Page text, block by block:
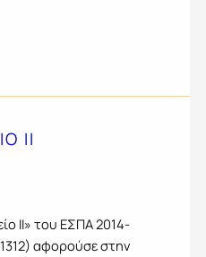
ΙΙ
ΙΙ» του ΕΣΠΑ 2014-
αφορούσε στην